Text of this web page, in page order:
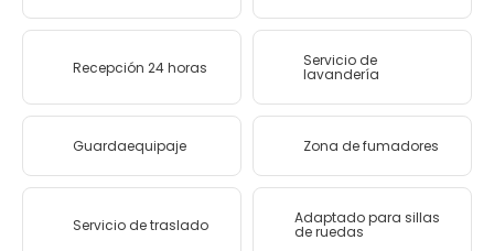
Recepción 24 horas Servicio de
lavandería
Guardaequipaje Zona de fumadores
Servicio de traslado Adaptado para sillas
de ruedas